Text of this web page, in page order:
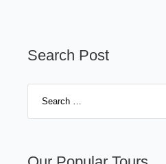
Search Post